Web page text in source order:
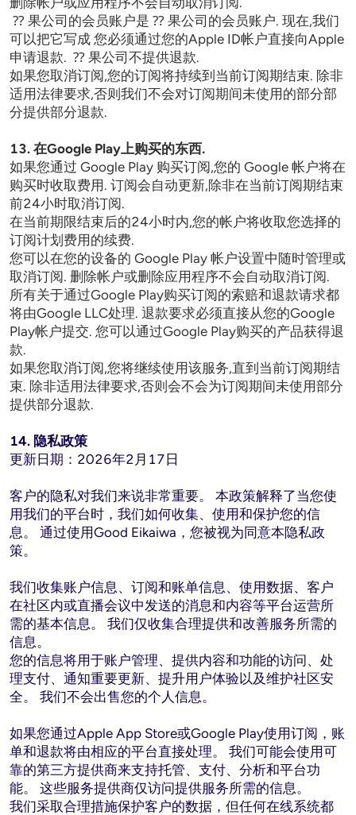
可以把它写成 您必须通过您的Apple ID帐户直接向Apple
申请退款.  ⁇ 果公司不提供退款.
如果您取消订阅,您的订阅将持续到当前订阅期结束. 除非
适用法律要求,否则我们不会对订阅期间未使用的部分部
分提供部分退款.
13. 在Google Play上购买的东西.
如果您通过 Google Play 购买订阅,您的 Google 帐户将在
购买时收取费用. 订阅会自动更新,除非在当前订阅期结束
前24小时取消订阅.
在当前期限结束后的24小时内,您的帐户将收取您选择的
订阅计划费用的续费.
您可以在您的设备的 Google Play 帐户设置中随时管理或
取消订阅. 删除帐户或删除应用程序不会自动取消订阅.
所有关于通过Google Play购买订阅的索赔和退款请求都
将由Google LLC处理. 退款要求必须直接从您的Google
Play帐户提交. 您可以通过Google Play购买的产品获得退
款.
如果您取消订阅,您将继续使用该服务,直到当前订阅期结
束. 除非适用法律要求,否则会不会为订阅期间未使用部分
提供部分退款.
14. 隐私政策
更新日期：2026年2月17日
客户的隐私对我们来说非常重要。 本政策解释了当您使
用我们的平台时，我们如何收集、使用和保护您的信
息。 通过使用Good Eikaiwa，您被视为同意本隐私政
策。
我们收集账户信息、订阅和账单信息、使用数据、客户
在社区内或直播会议中发送的消息和内容等平台运营所
需的基本信息。 我们仅收集合理提供和改善服务所需的
信息。
您的信息将用于账户管理、提供内容和功能的访问、处
理支付、通知重要更新、提升用户体验以及维护社区安
全。 我们不会出售您的个人信息。
如果您通过Apple App Store或Google Play使用订阅，账
单和退款将由相应的平台直接处理。 我们可能会使用可
靠的第三方提供商来支持托管、支付、分析和平台功
能。 这些服务提供商仅访问提供服务所需的信息。
我们采取合理措施保护客户的数据，但任何在线系统都